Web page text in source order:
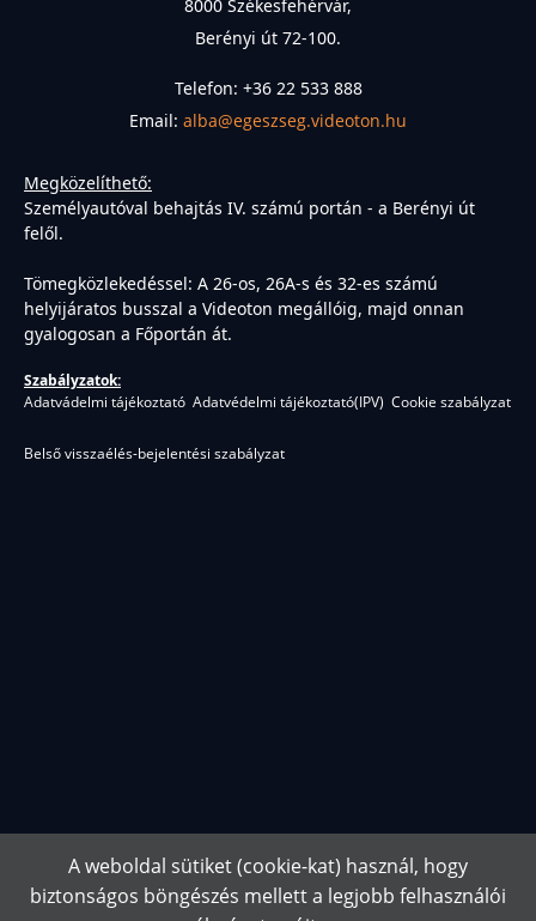
8000 Székesfehérvár,
Berényi út 72-100.
Telefon: +36 22 533 888
Email: alba@egeszseg.videoton.hu
Megközelíthető:
Személyautóval behajtás IV. számú portán - a Berényi út
felől.
Tömegközlekedéssel: A 26-os, 26A-s és 32-es számú
helyijáratos busszal a Videoton megállóig, majd onnan
gyalogosan a Főportán át.
Szabályzatok:
Adatvádelmi tájékoztató Adatvédelmi tájékoztató(IPV) Cookie szabályzat
Belső visszaélés-bejelentési szabályzat
A weboldal sütiket (cookie-kat) használ, hogy
biztonságos böngészés mellett a legjobb felhasználói